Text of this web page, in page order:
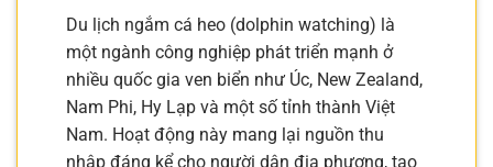
Du lịch ngắm cá heo (dolphin watching) là
một ngành công nghiệp phát triển mạnh ở
nhiều quốc gia ven biển như Úc, New Zealand,
Nam Phi, Hy Lạp và một số tỉnh thành Việt
Nam. Hoạt động này mang lại nguồn thu
nhập đáng kể cho người dân địa phương, tạo